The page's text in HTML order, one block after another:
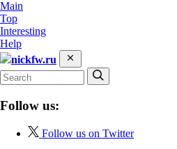
Main
Top
Interesting
Help
nickfw.ru
Follow us:
Follow us on Twitter